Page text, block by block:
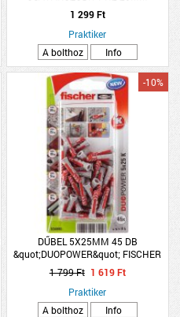
2DB/CSOMAG BOSCH IMPACT
CONTROL
1 299 Ft
Praktiker
A bolthoz
Info
DŰBEL 5X25MM 45 DB
&quot;DUOPOWER&quot; FISCHER
-10%
1 799 Ft 1 619 Ft
Praktiker
A bolthoz
Info